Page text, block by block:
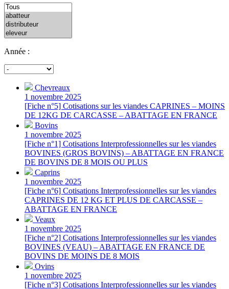
Année :
Chevreaux
1 novembre 2025
[Fiche n°5] Cotisations sur les viandes CAPRINES – MOINS
DE 12KG DE CARCASSE – ABATTAGE EN FRANCE
Bovins
1 novembre 2025
[Fiche n°1] Cotisations Interprofessionnelles sur les viandes
BOVINES (GROS BOVINS) – ABATTAGE EN FRANCE
DE BOVINS DE 8 MOIS OU PLUS
Caprins
1 novembre 2025
[Fiche n°6] Cotisations Interprofessionnelles sur les viandes
CAPRINES DE 12 KG ET PLUS DE CARCASSE –
ABATTAGE EN FRANCE
Veaux
1 novembre 2025
[Fiche n°2] Cotisations Interprofessionnelles sur les viandes
BOVINES (VEAU) – ABATTAGE EN FRANCE DE
BOVINS DE MOINS DE 8 MOIS
Ovins
1 novembre 2025
[Fiche n°3] Cotisations Interprofessionnelles sur les viandes